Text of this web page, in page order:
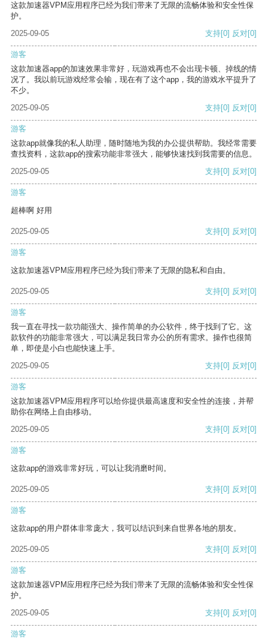
这款加速器VPM应用程序已经为我们带来了无限的流畅体验和安全性保
护。
2025-09-05
支持[0] 反对[0]
游客
这款加速器app的加速效果非常好，玩游戏再也不会出现卡顿、掉线的情
况了。我以前玩游戏经常会输，现在有了这个app，我的游戏水平提升了
不少。
2025-09-05
支持[0] 反对[0]
游客
这款app就像我的私人助理，随时随地为我的办公提供帮助。我经常需要
查找资料，这款app的搜索功能非常强大，能够快速找到我需要的信息。
2025-09-05
支持[0] 反对[0]
游客
超棒啊 好用
2025-09-05 支持[0] 反对[0]
游客
这款加速器VPM应用程序已经为我们带来了无限的隐私和自由。
2025-09-05 支持[0] 反对[0]
游客
我一直在寻找一款功能强大、操作简单的办公软件，终于找到了它。这
款软件的功能非常强大，可以满足我日常办公的所有需求。操作也很简
单，即使是小白也能快速上手。
2025-09-05
支持[0] 反对[0]
游客
这款加速器VPM应用程序可以给你提供最高速度和安全性的连接，并帮
助你在网络上自由移动。
2025-09-05
支持[0] 反对[0]
游客
这款app的游戏非常好玩，可以让我消磨时间。
2025-09-05 支持[0] 反对[0]
游客
这款app的用户群体非常庞大，我可以结识到来自世界各地的朋友。
2025-09-05 支持[0] 反对[0]
游客
这款加速器VPM应用程序已经为我们带来了无限的流畅体验和安全性保
护。
2025-09-05
支持[0] 反对[0]
游客